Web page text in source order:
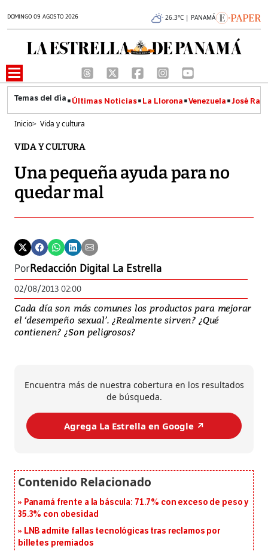
DOMINGO 09 AGOSTO 2026 26.3°C | PANAMÁ
Últimas Noticias La Llorona Venezuela José
Inicio> Vida y cultura
VIDA Y CULTURA
Una pequeña ayuda para no
quedar mal
PorRedacción Digital La Estrella
02/08/2013 02:00
Cada día son más comunes los productos para mejorar
el ‘desempeño sexual’. ¿Realmente sirven? ¿Qué
contienen? ¿Son peligrosos?
Encuentra más de nuestra cobertura en los resultados
de búsqueda.
Agrega La Estrella en Google ↗️
Panamá frente a la báscula: 71.7% con exceso de peso y
35.3% con obesidad
LNB admite fallas tecnológicas tras reclamos por
billetes premiados